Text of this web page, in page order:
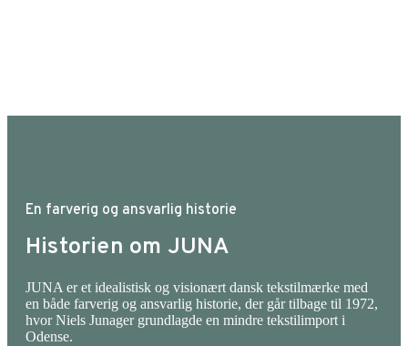
En farverig og ansvarlig historie
Historien om JUNA
JUNA er et idealistisk og visionært dansk tekstilmærke med
en både farverig og ansvarlig historie, der går tilbage til 1972,
hvor Niels Junager grundlagde en mindre tekstilimport i
Odense.